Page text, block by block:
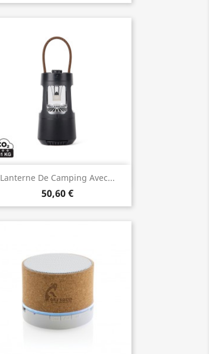
Lanterne De Camping Avec...
50,60 €
Aperçu rapide